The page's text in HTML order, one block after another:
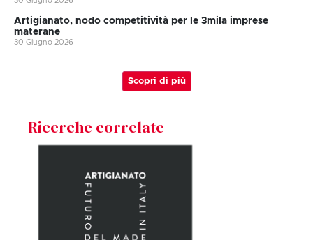
Artigianato, nodo competitività per le 3mila imprese
materane
30 Giugno 2026
Scopri di più
Ricerche correlate